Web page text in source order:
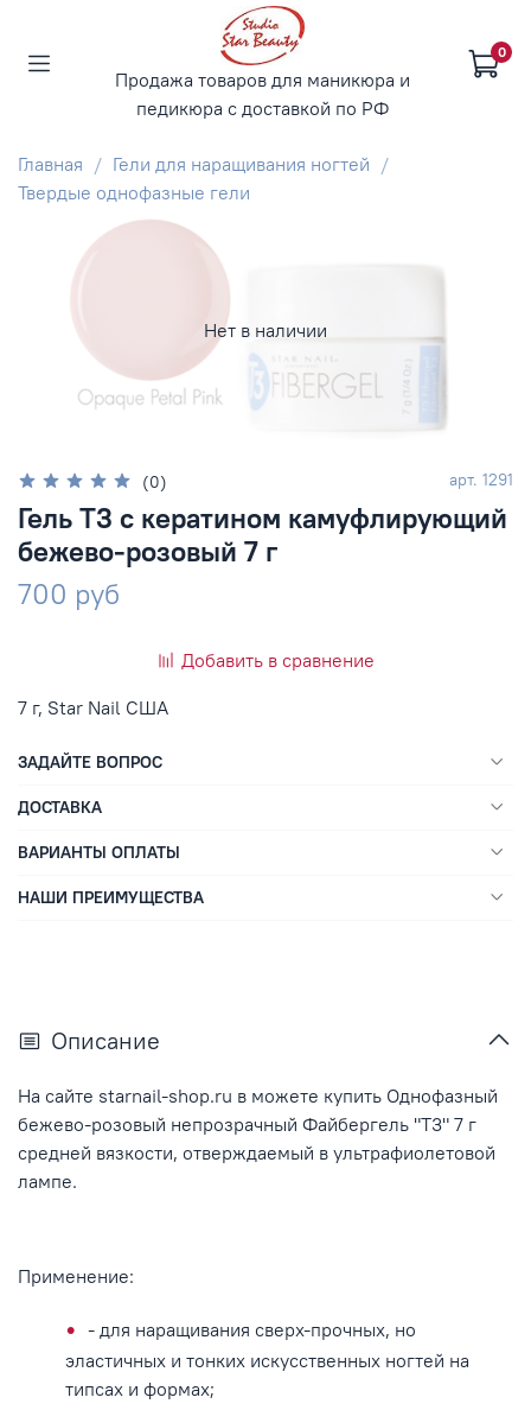
Продажа товаров для маникюра и
педикюра с доставкой по РФ
0
Главная
Гели для наращивания ногтей
Твердые однофазные гели
Нет в наличии
(0) арт. 1291
Гель Т3 с кератином камуфлирующий
бежево-розовый 7 г
700 руб
Добавить в сравнение
ЗАДАЙТЕ ВОПРОС
ДОСТАВКА
ВАРИАНТЫ ОПЛАТЫ
НАШИ ПРЕИМУЩЕСТВА
7 г, Star Nail США
Описание
На сайте starnail-shop.ru в можете купить Однофазный
бежево-розовый непрозрачный Файбергель "Т3" 7 г
средней вязкости, отверждаемый в ультрафиолетовой
лампе.
Применение:
- для наращивания сверх-прочных, но
эластичных и тонких искусственных ногтей на
типсах и формах;